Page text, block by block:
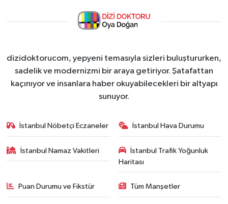
dizidoktorucom, yepyeni temasıyla sizleri buluştururken,
sadelik ve modernizmi bir araya getiriyor. Şatafattan
kaçınıyor ve insanlara haber okuyabilecekleri bir altyapı
sunuyor.
İstanbul Nöbetçi Eczaneler İstanbul Hava Durumu
İstanbul Namaz Vakitleri
İstanbul Trafik Yoğunluk
Haritası
Puan Durumu ve Fikstür Tüm Manşetler